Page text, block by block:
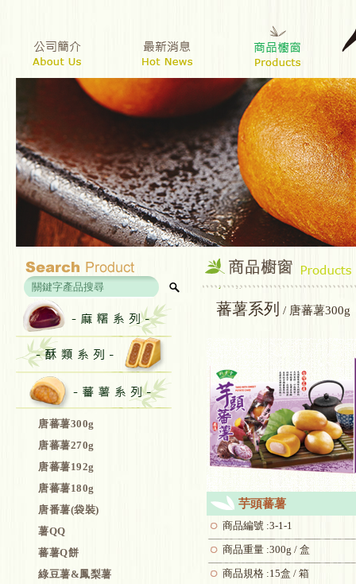
唐蕃薯300g
唐蕃薯270g
唐蕃薯192g
唐蕃薯180g
唐番薯(袋裝)
薯QQ
蕃薯Q餅
綠豆薯&鳳梨薯
蕃薯系列 / 唐蕃薯300g
芋頭蕃薯
商品編號 :3-1-1
商品重量 :300g / 盒
商品規格 :15盒 / 箱